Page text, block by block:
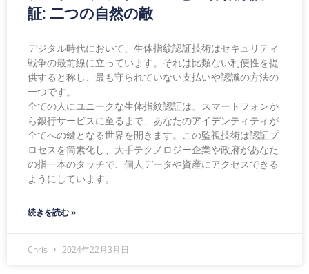
証: 二つの自然の敵
デジタル時代において、生体指紋認証技術はセキュリティ
戦争の最前線に立っています。それは比類ない利便性を提
供すると称し、最も守られていない支払いや認識の方法の
一つです。
全ての人にユニークな生体指紋認証は、スマートフォンか
ら銀行サービスに至るまで、あなたのアイデンティティが
全てへの鍵となる世界を開きます。この監視技術は認証プ
ロセスを簡素化し、大手テクノロジー企業や政府があなた
の指一本のタッチで、個人データや資産にアクセスできる
ようにしています。
続きを読む »
Chris 2024年22月3月日